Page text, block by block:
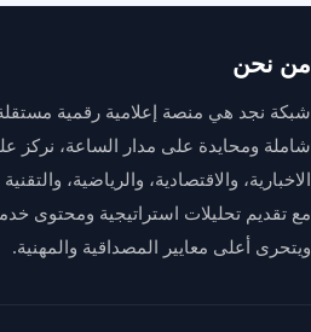
من نحن
شبكة نجد هي منصة إعلامية رقمية
شاملة ومحايدة على مدار الساعة، نركز
الاخبارية، والاقتصادية، والرياضية،
مع تقديم تحليلات استراتيجية ومحتوى
ويتحرى أعلى معايير المصداقية والمهنية.